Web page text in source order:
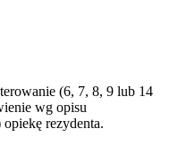
(6, 7, 8, 9 lub 14
wg opisu
rezydenta.